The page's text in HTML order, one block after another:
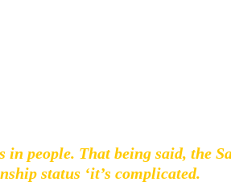
in people. That being said, the
status ‘it’s complicated.